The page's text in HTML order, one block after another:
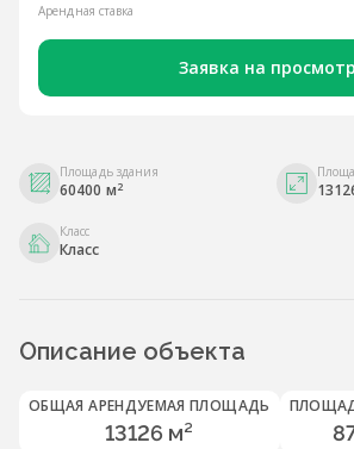
Арендная ставка
Заявка на просмотр
Площадь здания
60400 м2
Класс
Класс
Описание объекта
ОБЩАЯ АРЕНДУЕМАЯ ПЛОЩАДЬ
13126 м²